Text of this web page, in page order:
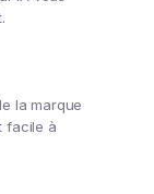
la marque
facile à